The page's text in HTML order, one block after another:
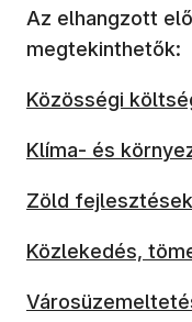
Az elhangzott
megtekinthetők:
(új ablakban
Közösségi
(új ablakban
Klíma- és
(új ablakban nyílik
Zöld fejlesztések
(új ablakban
Közlekedés,
(új ablakban